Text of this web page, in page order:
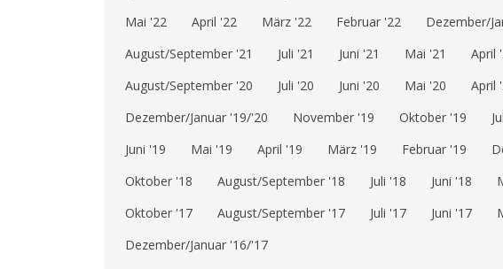
Mai '22
April '22 März '22 Februar '22 Dezember/
August/September '21
Juli '21 Juni '21 Mai '21 April
August/September '20
Juli '20 Juni '20 Mai '20 April
Dezember/Januar '19/'20
November '19 Oktober '19
Juni '19
Mai '19 April '19 März '19 Februar '19
Oktober '18
August/September '18 Juli '18 Juni '18
Oktober '17
August/September '17 Juli '17 Juni '17
Dezember/Januar '16/'17